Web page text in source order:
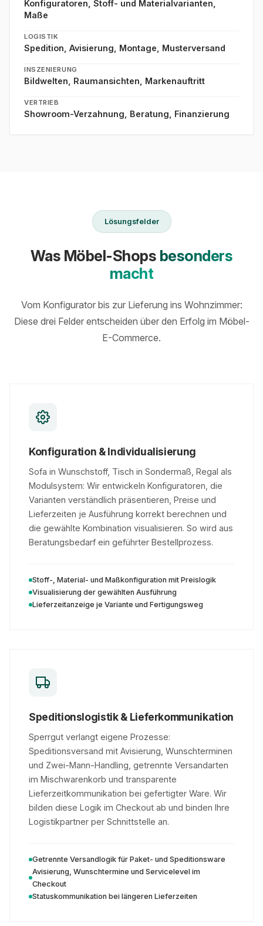
Konfiguratoren, Stoff- und Materialvarianten,
Maße
LOGISTIK
Spedition, Avisierung, Montage, Musterversand
INSZENIERUNG
Bildwelten, Raumansichten, Markenauftritt
VERTRIEB
Showroom-Verzahnung, Beratung, Finanzierung
Lösungsfelder
Was Möbel-Shops besonders
macht
Vom Konfigurator bis zur Lieferung ins Wohnzimmer:
Diese drei Felder entscheiden über den Erfolg im Möbel-
E-Commerce.
Konfiguration & Individualisierung
Sofa in Wunschstoff, Tisch in Sondermaß, Regal als
Modulsystem: Wir entwickeln Konfiguratoren, die
Varianten verständlich präsentieren, Preise und
Lieferzeiten je Ausführung korrekt berechnen und
die gewählte Kombination visualisieren. So wird aus
Beratungsbedarf ein geführter Bestellprozess.
Stoff-, Material- und Maßkonfiguration mit Preislogik
Visualisierung der gewählten Ausführung
Lieferzeitanzeige je Variante und Fertigungsweg
Speditionslogistik & Lieferkommunikation
Sperrgut verlangt eigene Prozesse:
Speditionsversand mit Avisierung, Wunschterminen
und Zwei-Mann-Handling, getrennte Versandarten
im Mischwarenkorb und transparente
Lieferzeitkommunikation bei gefertigter Ware. Wir
bilden diese Logik im Checkout ab und binden Ihre
Logistikpartner per Schnittstelle an.
Getrennte Versandlogik für Paket- und Speditionsware
Avisierung, Wunschtermine und Servicelevel im
Checkout
Statuskommunikation bei längeren Lieferzeiten